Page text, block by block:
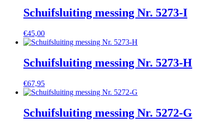
Schuifsluiting messing Nr. 5273-I
€45,00
Schuifsluiting messing Nr. 5273-H
€67,95
Schuifsluiting messing Nr. 5272-G